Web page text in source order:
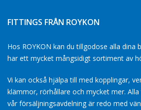
FITTINGS FRÅN ROYKON
Hos ROYKON kan du tillgodose alla dina
har ett mycket mångsidigt sortiment av
Vi kan också hjälpa till med kopplingar,
klämmor, rörhållare och mycket mer.
vår försäljningsavdelning är redo med